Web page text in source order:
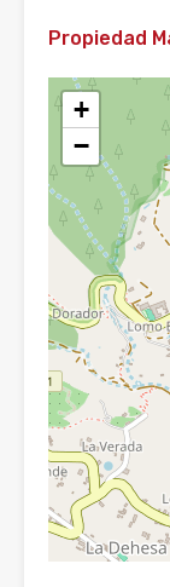
Propiedad
+
−